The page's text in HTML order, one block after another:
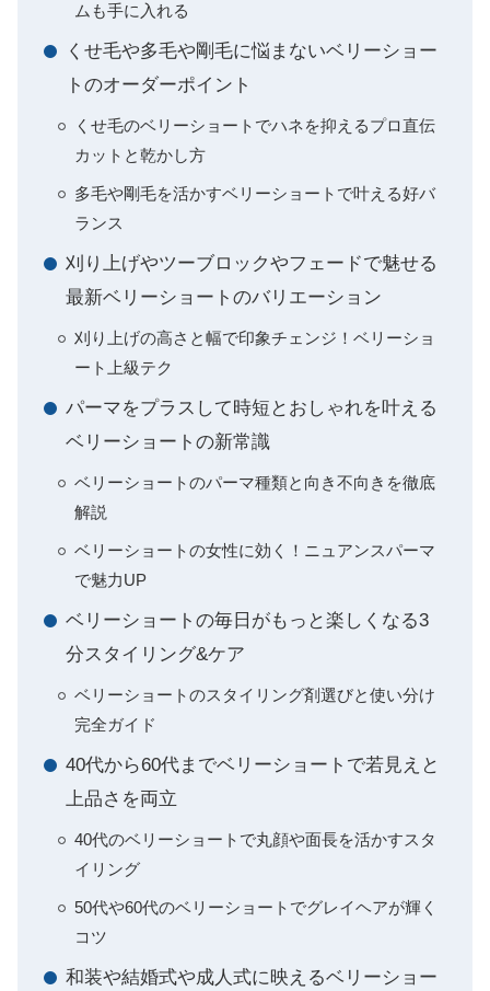
ムも手に入れる
くせ毛や多毛や剛毛に悩まないベリーショー
トのオーダーポイント
くせ毛のベリーショートでハネを抑えるプロ直伝
カットと乾かし方
多毛や剛毛を活かすベリーショートで叶える好バ
ランス
刈り上げやツーブロックやフェードで魅せる
最新ベリーショートのバリエーション
刈り上げの高さと幅で印象チェンジ！ベリーショ
ート上級テク
パーマをプラスして時短とおしゃれを叶える
ベリーショートの新常識
ベリーショートのパーマ種類と向き不向きを徹底
解説
ベリーショートの女性に効く！ニュアンスパーマ
で魅力UP
ベリーショートの毎日がもっと楽しくなる3
分スタイリング&ケア
ベリーショートのスタイリング剤選びと使い分け
完全ガイド
40代から60代までベリーショートで若見えと
上品さを両立
40代のベリーショートで丸顔や面長を活かすスタ
イリング
50代や60代のベリーショートでグレイヘアが輝く
コツ
和装や結婚式や成人式に映えるベリーショー